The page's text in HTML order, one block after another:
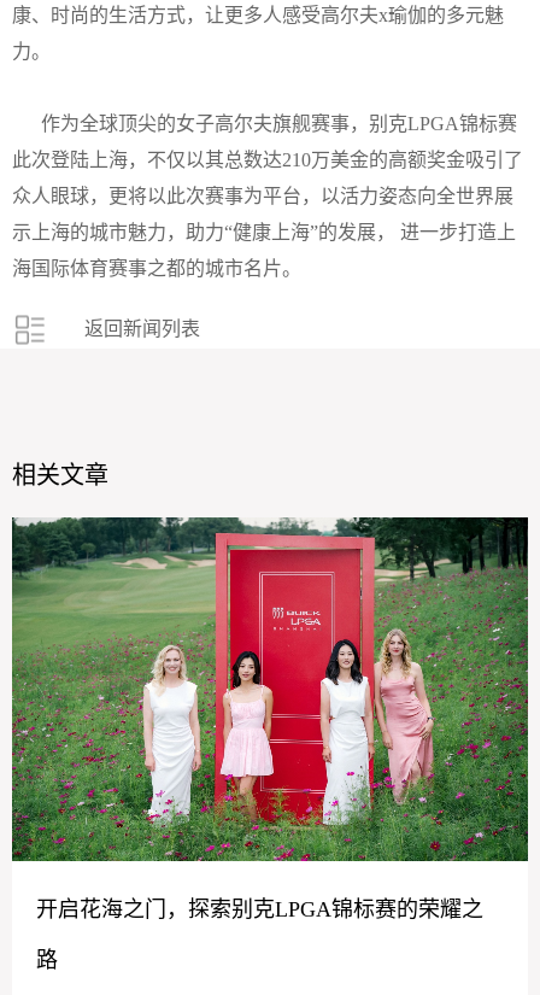
康、时尚的生活方式，让更多人感受高尔夫x瑜伽的多元魅
力。
作为全球顶尖的女子高尔夫旗舰赛事，别克LPGA锦标赛
此次登陆上海，不仅以其总数达210万美金的高额奖金吸引了
众人眼球，更将以此次赛事为平台，以活力姿态向全世界展
示上海的城市魅力，助力“健康上海”的发展， 进一步打造上
海国际体育赛事之都的城市名片。
返回新闻列表
相关文章
开启花海之门，探索别克LPGA锦标赛的荣耀之
路